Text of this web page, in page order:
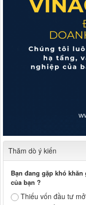
Thăm dò ý kiến
Bạn đang gặp khó
của bạn ?
Thiếu vốn đầu tư